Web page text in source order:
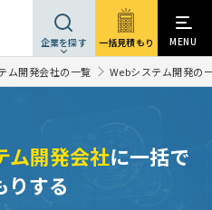
企業を探す 一括見積もり MENU
ム開発会社の一覧 Webシステム開発の
ム開発会社に一括で
りする
もり依頼